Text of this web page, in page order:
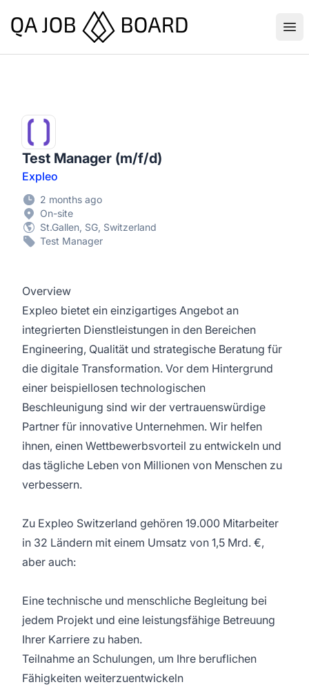
QA Job Board
Test Manager (m/f/d)
Expleo
2 months ago
On-site
St.Gallen, SG, Switzerland
Test Manager
Overview
Expleo bietet ein einzigartiges Angebot an
integrierten Dienstleistungen in den Bereichen
Engineering, Qualität und strategische Beratung für
die digitale Transformation. Vor dem Hintergrund
einer beispiellosen technologischen
Beschleunigung sind wir der vertrauenswürdige
Partner für innovative Unternehmen. Wir helfen
ihnen, einen Wettbewerbsvorteil zu entwickeln und
das tägliche Leben von Millionen von Menschen zu
verbessern.
Zu Expleo Switzerland gehören 19.000 Mitarbeiter
in 32 Ländern mit einem Umsatz von 1,5 Mrd. €,
aber auch:
Eine technische und menschliche Begleitung bei
jedem Projekt und eine leistungsfähige Betreuung
Ihrer Karriere zu haben.
Teilnahme an Schulungen, um Ihre beruflichen
Fähigkeiten weiterzuentwickeln